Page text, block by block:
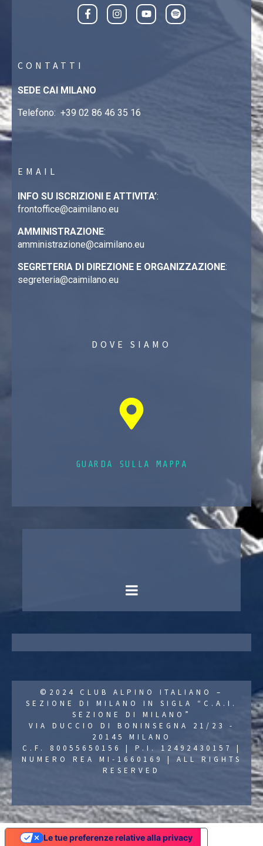
CONTATTI
SEDE CAI MILANO
Telefono: +39 02 86 46 35 16
EMAIL
INFO SU ISCRIZIONI E ATTIVITA’:
frontoffice@caimilano.eu
AMMINISTRAZIONE:
amministrazione@caimilano.eu
SEGRETERIA DI DIREZIONE E ORGANIZZAZIONE:
segreteria@caimilano.eu
DOVE SIAMO
GUARDA SULLA MAPPA
©2024 CLUB ALPINO ITALIANO –
SEZIONE DI MILANO IN SIGLA “C.A.I.
SEZIONE DI MILANO”
VIA DUCCIO DI BONINSEGNA 21/23 -
20145 MILANO
C.F. 80055650156 | P.I. 12492430157 |
NUMERO REA MI-1660169 | ALL RIGHTS
RESERVED
Le tue preferenze relative alla privacy